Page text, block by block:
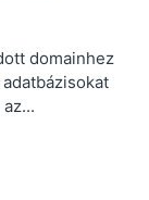
domainhez